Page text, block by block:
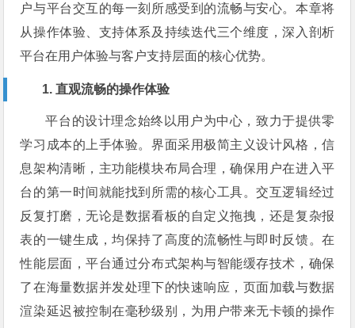
户与平台交互的每一刻所感受到的流畅与安心。本章将
从操作体验、支持体系及持续迭代三个维度，深入剖析
平台在用户体验与客户支持层面的核心优势。
1. 直观流畅的操作体验
平台的设计理念始终以用户为中心，致力于提供零
学习成本的上手体验。界面采用极简主义设计风格，信
息架构清晰，主功能模块布局合理，确保用户在进入平
台的第一时间就能找到所需的核心工具。交互逻辑经过
反复打磨，无论是数据看板的自定义拖拽，还是复杂报
表的一键生成，均保持了高度的流畅性与即时反馈。在
性能层面，平台通过分布式架构与智能缓存技术，确保
了在海量数据并发处理下的快速响应，页面加载与数据
渲染延迟被控制在毫秒级别，为用户带来无卡顿的操作